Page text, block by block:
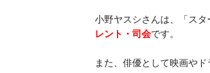
小野ヤスシさんは、「ス
レント・司会です。
また、俳優として映画や